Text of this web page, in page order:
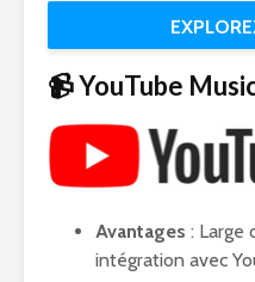
📹 YouTube
Avantages : Large
intégration avec